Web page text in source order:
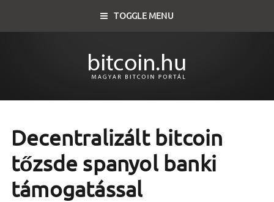
TOGGLE MENU
Decentralizált bitcoin
tőzsde spanyol banki
támogatással